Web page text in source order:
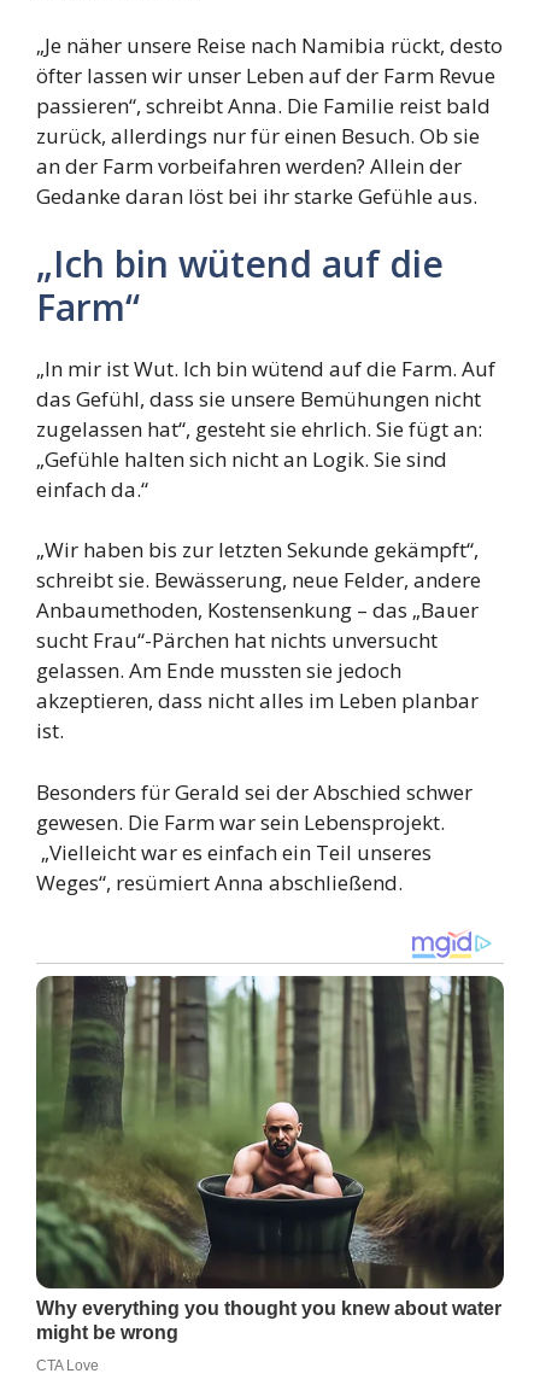
„Je näher unsere Reise nach Namibia rückt, desto
öfter lassen wir unser Leben auf der Farm Revue
passieren“, schreibt Anna. Die Familie reist bald
zurück, allerdings nur für einen Besuch. Ob sie
an der Farm vorbeifahren werden? Allein der
Gedanke daran löst bei ihr starke Gefühle aus.
„Ich bin wütend auf die
Farm“
„In mir ist Wut. Ich bin wütend auf die Farm. Auf
das Gefühl, dass sie unsere Bemühungen nicht
zugelassen hat“, gesteht sie ehrlich. Sie fügt an:
„Gefühle halten sich nicht an Logik. Sie sind
einfach da.“
„Wir haben bis zur letzten Sekunde gekämpft“,
schreibt sie. Bewässerung, neue Felder, andere
Anbaumethoden, Kostensenkung – das „Bauer
sucht Frau“-Pärchen hat nichts unversucht
gelassen. Am Ende mussten sie jedoch
akzeptieren, dass nicht alles im Leben planbar
ist.
Besonders für Gerald sei der Abschied schwer
gewesen. Die Farm war sein Lebensprojekt.
„Vielleicht war es einfach ein Teil unseres
Weges“, resümiert Anna abschließend.